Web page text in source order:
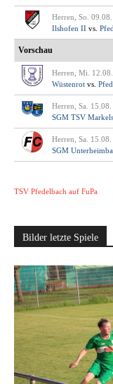
Herren, So.
Ilshofen II vs.
Vorschau
Herren, Mi.
Wüstenrot vs.
Herren, Sa.
SGM TSV
Herren, Sa.
SGM
TSV Pfedelbach auf FuPa
Bilder letzte Spiele